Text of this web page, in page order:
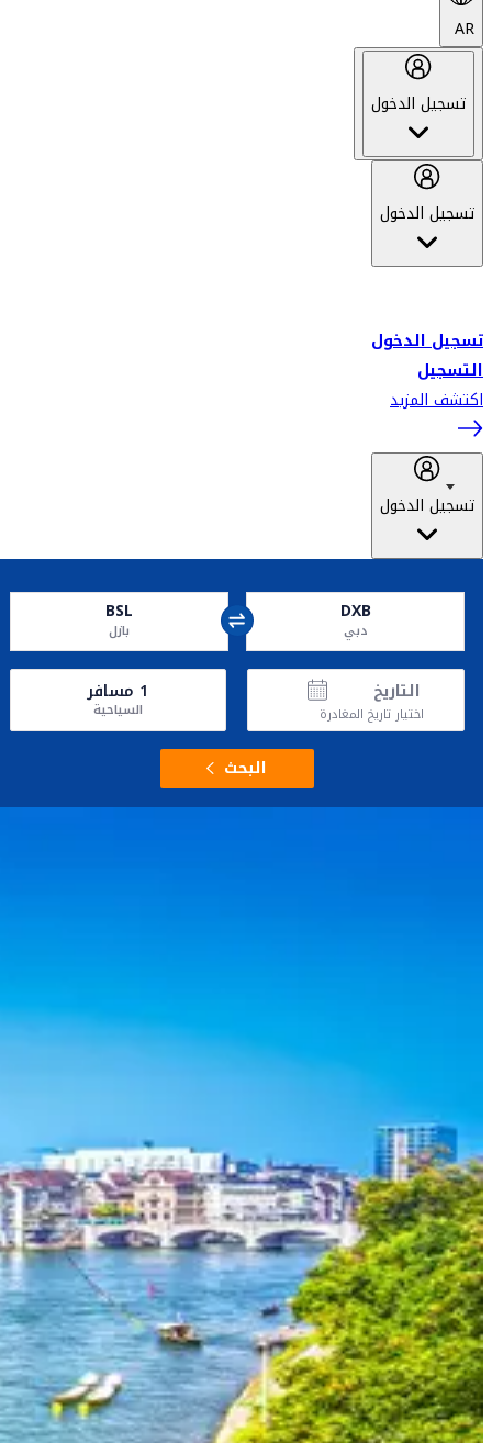
AR
تسجيل الدخول
تسجيل الدخول
تسجيل الدخول
التسجيل
اكتشف المزيد
تسجيل الدخول
DXB
دبي
BSL
بازل
التاريخ
اختيار تاريخ المغادرة
1 مسافر
السياحية
البحث